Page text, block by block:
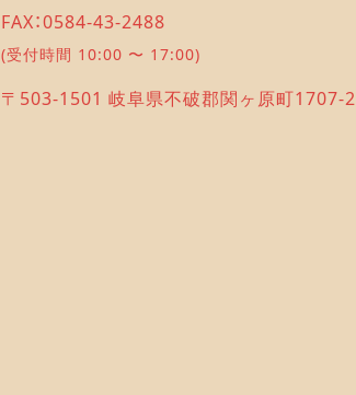
FAX：0584-43-2488
(受付時間 10:00 〜 17:00)
〒503-1501 岐阜県不破郡関ヶ原町1707-2